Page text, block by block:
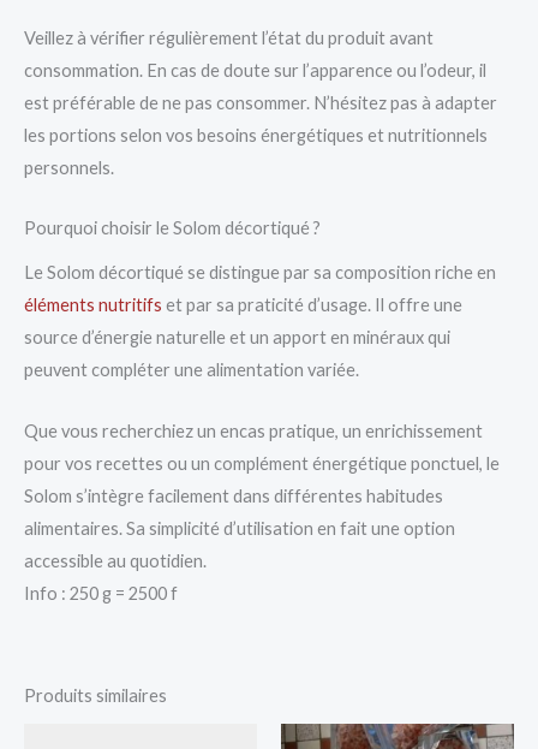
Veillez à vérifier régulièrement l’état du produit avant
consommation. En cas de doute sur l’apparence ou l’odeur, il
est préférable de ne pas consommer. N’hésitez pas à adapter
les portions selon vos besoins énergétiques et nutritionnels
personnels.
Pourquoi choisir le Solom décortiqué ?
Le Solom décortiqué se distingue par sa composition riche en
éléments nutritifs et par sa praticité d’usage. Il offre une
source d’énergie naturelle et un apport en minéraux qui
peuvent compléter une alimentation variée.
Que vous recherchiez un encas pratique, un enrichissement
pour vos recettes ou un complément énergétique ponctuel, le
Solom s’intègre facilement dans différentes habitudes
alimentaires. Sa simplicité d’utilisation en fait une option
accessible au quotidien.
Info : 250 g = 2500 f
Produits similaires